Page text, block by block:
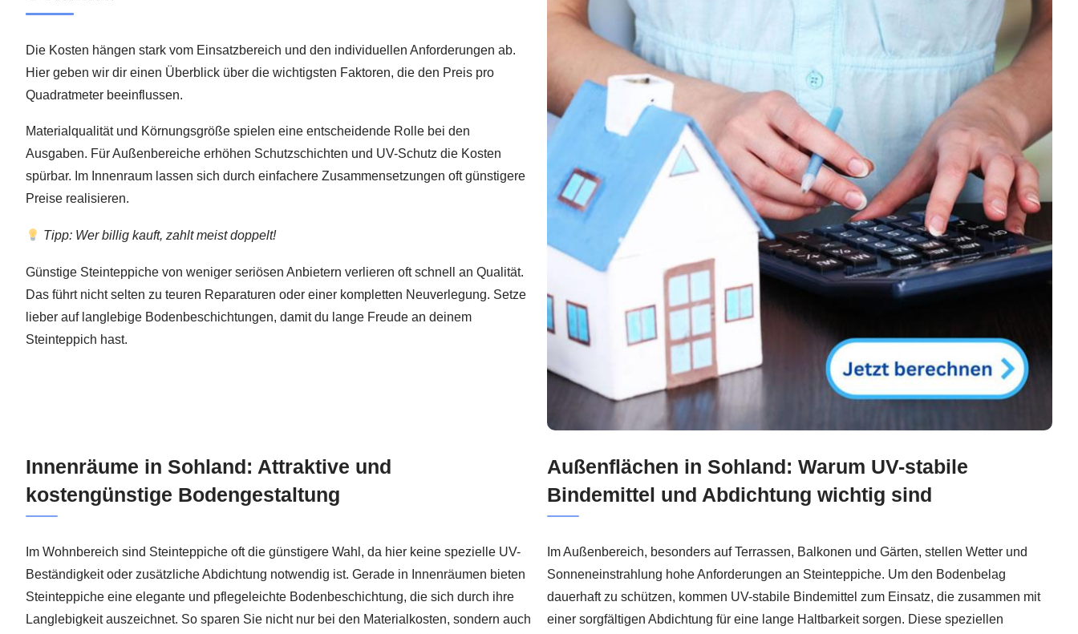
Die Kosten hängen stark vom Einsatzbereich und den individuellen Anforderungen ab.
Hier geben wir dir einen Überblick über die wichtigsten Faktoren, die den Preis pro
Quadratmeter beeinflussen.
Materialqualität und Körnungsgröße spielen eine entscheidende Rolle bei den
Ausgaben. Für Außenbereiche erhöhen Schutzschichten und UV-Schutz die Kosten
spürbar. Im Innenraum lassen sich durch einfachere Zusammensetzungen oft günstigere
Preise realisieren.
Tipp: Wer billig kauft, zahlt meist doppelt!
Günstige Steinteppiche von weniger seriösen Anbietern verlieren oft schnell an Qualität.
Das führt nicht selten zu teuren Reparaturen oder einer kompletten Neuverlegung. Setze
lieber auf langlebige Bodenbeschichtungen, damit du lange Freude an deinem
Steinteppich hast.
Innenräume in Sohland: Attraktive und
kostengünstige Bodengestaltung
Im Wohnbereich sind Steinteppiche oft die günstigere Wahl, da hier keine spezielle UV-
Beständigkeit oder zusätzliche Abdichtung notwendig ist. Gerade in Innenräumen bieten
Steinteppiche eine elegante und pflegeleichte Bodenbeschichtung, die sich durch ihre
Langlebigkeit auszeichnet. So sparen Sie nicht nur bei den Materialkosten, sondern auch
Außenflächen in Sohland: Warum UV-stabile
Bindemittel und Abdichtung wichtig sind
Im Außenbereich, besonders auf Terrassen, Balkonen und Gärten, stellen Wetter und
Sonneneinstrahlung hohe Anforderungen an Steinteppiche. Um den Bodenbelag
dauerhaft zu schützen, kommen UV-stabile Bindemittel zum Einsatz, die zusammen mit
einer sorgfältigen Abdichtung für eine lange Haltbarkeit sorgen. Diese speziellen